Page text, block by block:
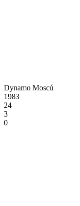
Dynamo Moscú
1983
24
3
0